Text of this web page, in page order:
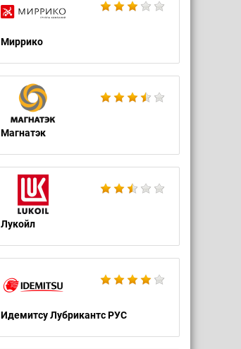
Миррико
Магнатэк
Лукойл
Идемитсу Лубрикантс РУС